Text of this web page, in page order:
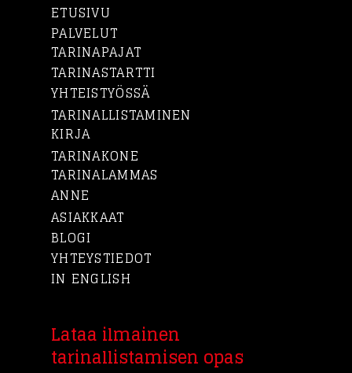
ETUSIVU
PALVELUT
TARINAPAJAT
TARINASTARTTI
YHTEISTYÖSSÄ
TARINALLISTAMINEN
KIRJA
TARINAKONE
TARINALAMMAS
ANNE
ASIAKKAAT
BLOGI
YHTEYSTIEDOT
IN ENGLISH
Lataa ilmainen
tarinallistamisen opas